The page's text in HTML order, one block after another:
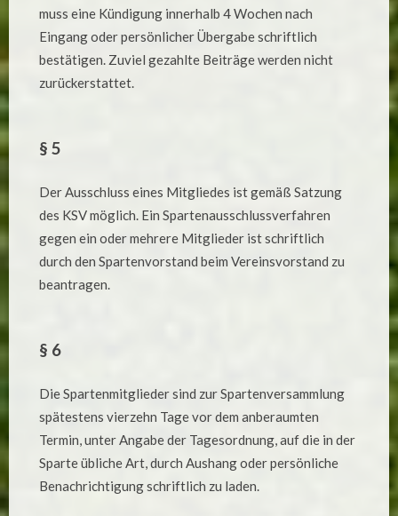
muss eine Kündigung innerhalb 4 Wochen nach
Eingang oder persönlicher Übergabe schriftlich
bestätigen. Zuviel gezahlte Beiträge werden nicht
zurückerstattet.
§ 5
Der Ausschluss eines Mitgliedes ist gemäß Satzung
des KSV möglich. Ein Spartenausschlussverfahren
gegen ein oder mehrere Mitglieder ist schriftlich
durch den Spartenvorstand beim Vereinsvorstand zu
beantragen.
§ 6
Die Spartenmitglieder sind zur Spartenversammlung
spätestens vierzehn Tage vor dem anberaumten
Termin, unter Angabe der Tagesordnung, auf die in der
Sparte übliche Art, durch Aushang oder persönliche
Benachrichtigung schriftlich zu laden.